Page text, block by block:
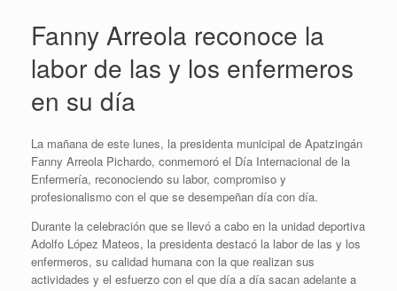
Fanny Arreola reconoce la
labor de las y los enfermeros
en su día
La mañana de este lunes, la presidenta municipal de Apatzingán
Fanny Arreola Pichardo, conmemoró el Día Internacional de la
Enfermería, reconociendo su labor, compromiso y
profesionalismo con el que se desempeñan día con día.
Durante la celebración que se llevó a cabo en la unidad deportiva
Adolfo López Mateos, la presidenta destacó la labor de las y los
enfermeros, su calidad humana con la que realizan sus
actividades y el esfuerzo con el que día a día sacan adelante a